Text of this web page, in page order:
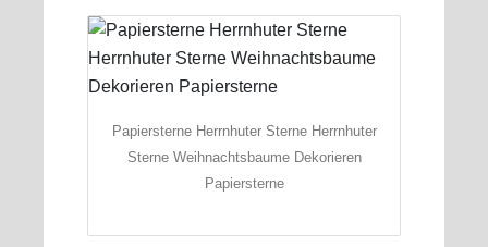
Papiersterne Herrnhuter Sterne Herrnhuter
Sterne Weihnachtsbaume Dekorieren
Papiersterne